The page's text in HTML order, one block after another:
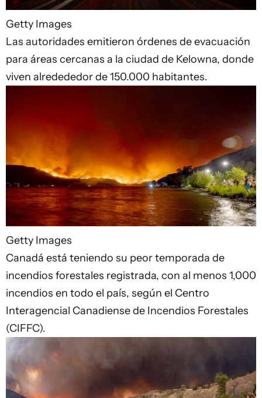
Getty Images
Las autoridades emitieron órdenes de evacuación
para áreas cercanas a la ciudad de Kelowna, donde
viven alredededor de 150.000 habitantes.
Getty Images
Canadá está teniendo su peor temporada de
incendios forestales registrada, con al menos 1,000
incendios en todo el país, según el Centro
Interagencial Canadiense de Incendios Forestales
(CIFFC).